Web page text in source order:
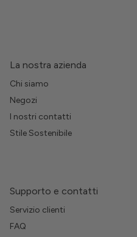
La nostra azienda
Chi siamo
Negozi
I nostri contatti
Stile Sostenibile
Supporto e contatti
Servizio clienti
FAQ